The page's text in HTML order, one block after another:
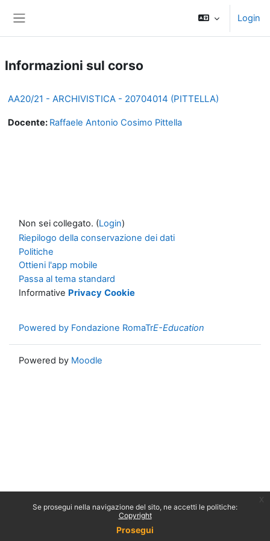
Se prosegui nella navigazione del sito, ne accetti le politiche:
Copyright
Prosegui
Login
Informazioni sul corso
AA20/21 - ARCHIVISTICA - 20704014 (PITTELLA)
Docente: Raffaele Antonio Cosimo Pittella
Non sei collegato. (Login)
Riepilogo della conservazione dei dati
Politiche
Ottieni l'app mobile
Passa al tema standard
Informative Privacy Cookie
Powered by Fondazione RomaTrE-Education
Powered by Moodle